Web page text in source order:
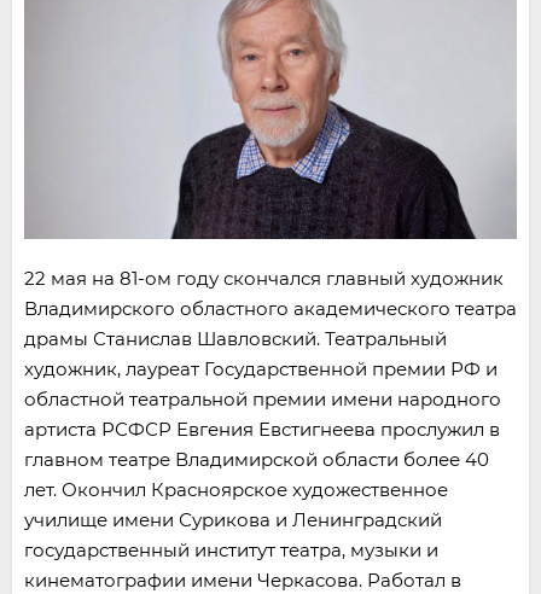
22 мая на 81-ом году скончался главный художник
Владимирского областного академического театра
драмы Станислав Шавловский. Театральный
художник, лауреат Государственной премии РФ и
областной театральной премии имени народного
артиста РСФСР Евгения Евстигнеева прослужил в
главном театре Владимирской области более 40
лет. Окончил Красноярское художественное
училище имени Сурикова и Ленинградский
государственный институт театра, музыки и
кинематографии имени Черкасова. Работал в